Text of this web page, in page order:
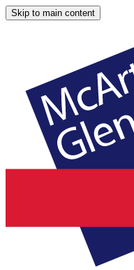
Skip to main content